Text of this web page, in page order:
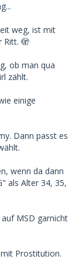
weg, ist mit
Ritt. 🫣
ob man qua
zählt.
einige
Dann passt es
wenn da dann
als Alter 34, 35,
MSD garnicht
Prostitution.